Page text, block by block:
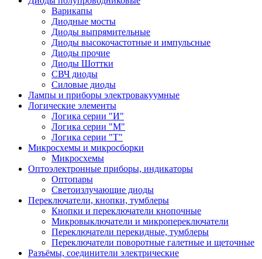
Варикапы
Диодные мосты
Диоды выпрямительные
Диоды высокочастотные и импульсные
Диоды прочие
Диоды Шоттки
СВЧ диоды
Силовые диоды
Лампы и приборы электровакуумные
Логические элементы
Логика серии "И"
Логика серии "М"
Логика серии "Т"
Микросхемы и микросборки
Микросхемы
Оптоэлектронные приборы, индикаторы
Оптопары
Светоизлучающие диоды
Переключатели, кнопки, тумблеры
Кнопки и переключатели кнопочные
Микровыключатели и микропереключатели
Переключатели перекидные, тумблеры
Переключатели поворотные галетные и щеточные
Разъёмы, соединители электрические